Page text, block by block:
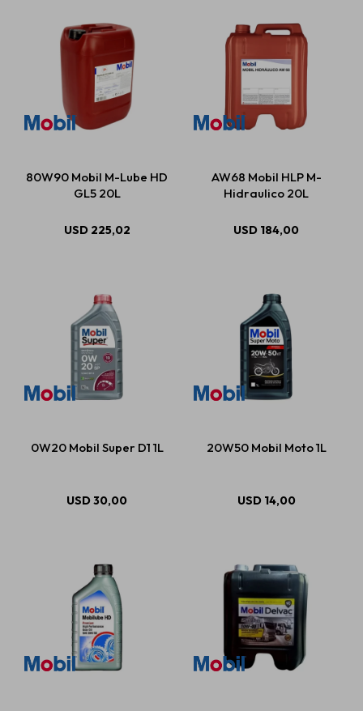
80W90 Mobil M-Lube HD
GL5 20L
USD 225,02
AW68 Mobil HLP M-
Hidraulico 20L
USD 184,00
0W20 Mobil Super D1 1L
USD30,00
20W50 Mobil Moto 1L
USD 14,00